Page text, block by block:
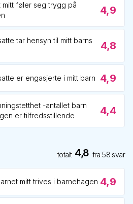
føler seg trygg på
4,9
tar hensyn til mitt barns
4,8
er engasjerte i mitt barn 4,9
-antallet barn
er tilfredsstillende
4,4
totalt 4,8 fra58 svar
mitt trives i barnehagen 4,9